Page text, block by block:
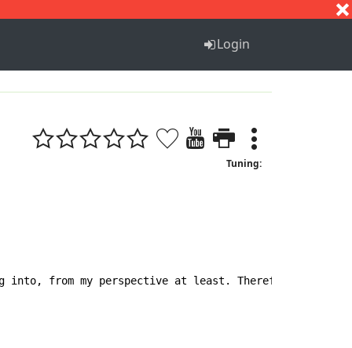
Login
Tuning:
into, from my perspective at least. Therefore, I